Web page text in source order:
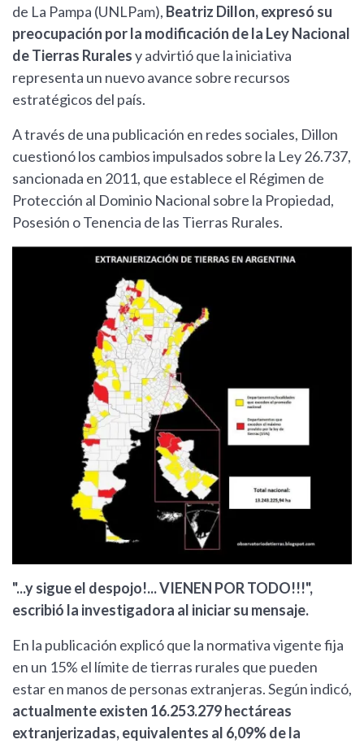
de La Pampa (UNLPam), Beatriz Dillon, expresó su
preocupación por la modificación de la Ley Nacional
de Tierras Ruralesy advirtió que la iniciativa
representa un nuevo avance sobre recursos
estratégicos del país.
A través de una publicación en redes sociales, Dillon
cuestionó los cambios impulsados sobre la Ley 26.737,
sancionada en 2011, que establece el Régimen de
Protección al Dominio Nacional sobre la Propiedad,
Posesión o Tenencia de las Tierras Rurales.
"...y sigue el despojo!... VIENEN POR TODO!!!",
escribió la investigadora al iniciar su mensaje.
En la publicación explicó que la normativa vigente fija
en un 15% el límite de tierras rurales que pueden
estar en manos de personas extranjeras. Según indicó,
actualmente existen 16.253.279 hectáreas
extranjerizadas, equivalentes al 6,09% de la